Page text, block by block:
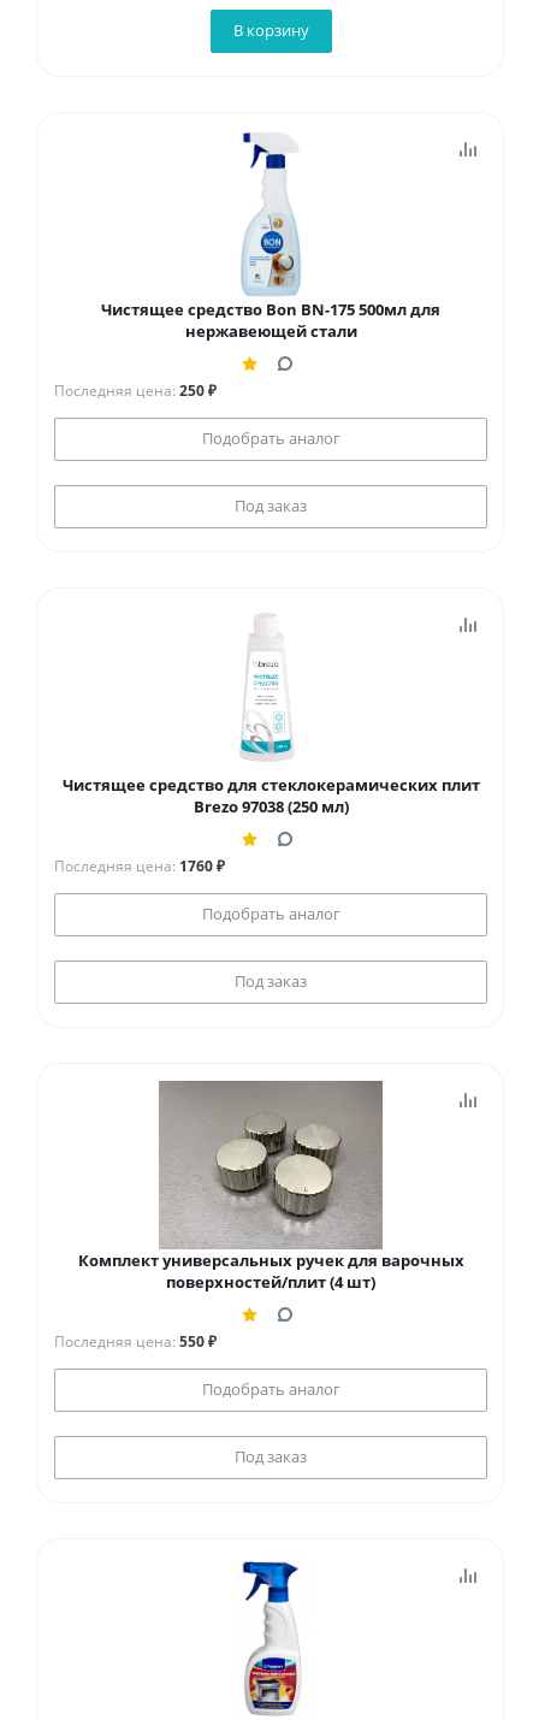
В корзину
Чистящее средство Bon BN-175 500мл для
нержавеющей стали
Последняя цена: 250 ₽
Подобрать аналог
Под заказ
Чистящее средство для стеклокерамических плит
Brezo 97038 (250 мл)
Последняя цена: 1760 ₽
Подобрать аналог
Под заказ
Комплект универсальных ручек для варочных
поверхностей/плит (4 шт)
Последняя цена: 550 ₽
Подобрать аналог
Под заказ